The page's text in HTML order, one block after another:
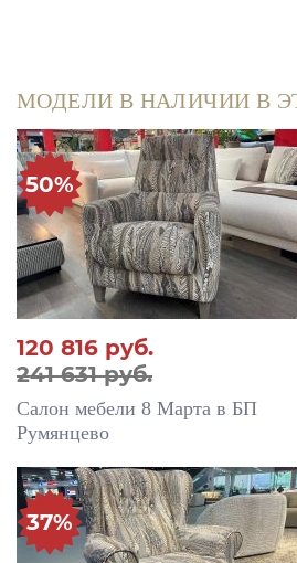
МОДЕЛИ В НАЛИЧИИ В
120 816 руб.
241 631 руб.
50%
Салон мебели 8 Марта в БП
Румянцево
37%